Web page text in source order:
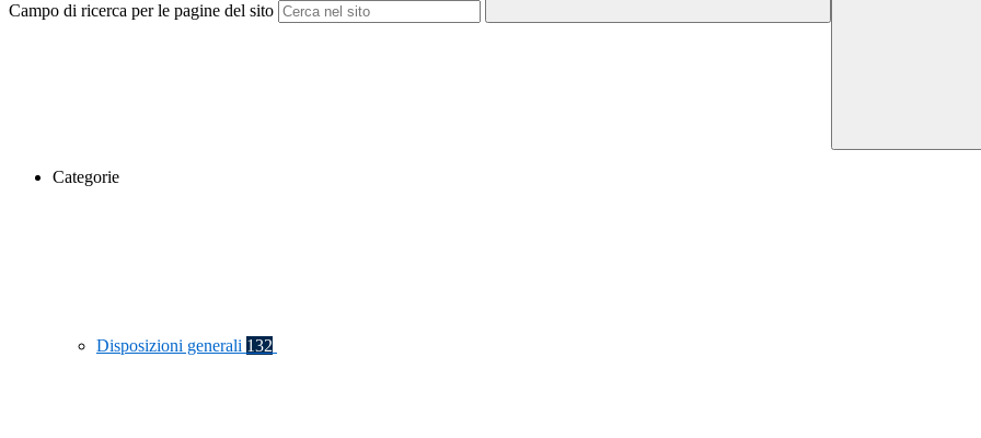
Campo di ricerca per le pagine del sito
Categorie
Disposizioni generali 132